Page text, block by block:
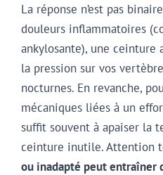
La réponse n’est pas
douleurs inflammatoires
ankylosante), une ceinture
la pression sur vos
nocturnes. En revanche,
mécaniques liées à un
suffit souvent à apaiser la
ceinture inutile. Attention
ou inadapté peut entraîner